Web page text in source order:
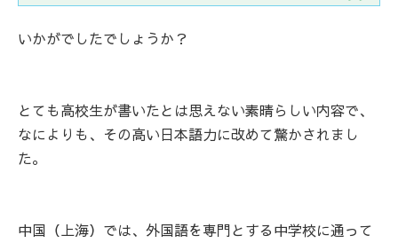
いかがでしたでしょうか？
とても高校生が書いたとは思えない素晴らしい内容で、
なによりも、その高い日本語力に改めて驚かされまし
た。
中国（上海）では、外国語を専門とする中学校に通って